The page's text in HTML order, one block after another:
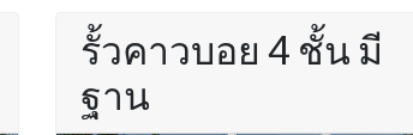
รั้วคาวบอย 4 ชั้น มี
ฐาน